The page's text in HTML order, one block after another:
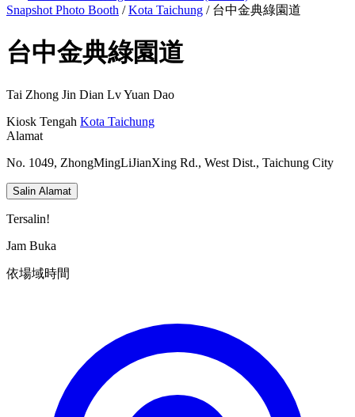
Snapshot Photo Booth / Kota Taichung / 台中金典綠園道
台中金典綠園道
Tai Zhong Jin Dian Lv Yuan Dao
Kiosk Tengah Kota Taichung
Alamat
No. 1049, ZhongMingLiJianXing Rd., West Dist., Taichung City
Salin Alamat
Tersalin!
Jam Buka
依場域時間